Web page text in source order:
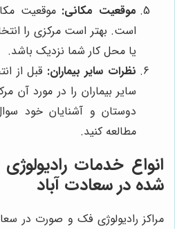
موقعیت مکانی: موقعیت
است. بهتر است مرکزی را
یا محل کار شما نزدیک باشد.
نظرات سایر بیماران: قبل از
سایر بیماران را در مورد آن
دوستان و آشنایان خود
مطالعه کنید.
انواع خدمات
شده در سعادت آباد
مراکز رادیولوژی فک و صورت در